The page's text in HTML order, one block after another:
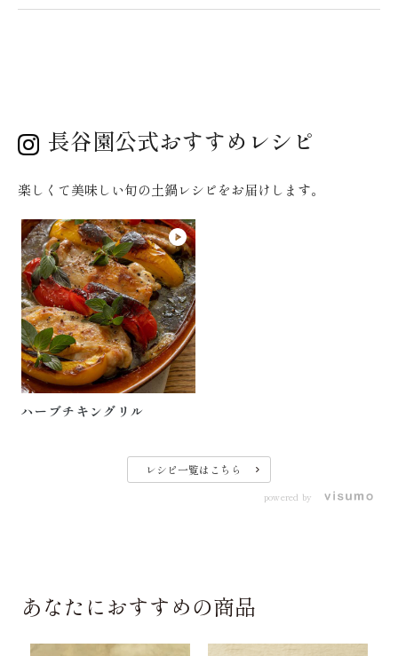
長谷園公式おすすめレシピ
楽しくて美味しい旬の土鍋レシピをお届けします。
ハーブチキングリル
レシピ一覧はこちら
powered by
あなたにおすすめの商品